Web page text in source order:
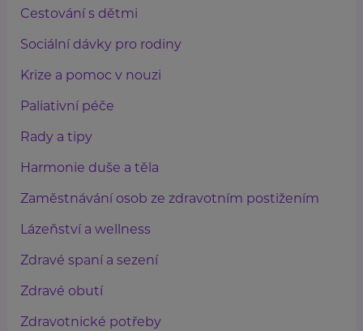
Cestování s dětmi
Sociální dávky pro rodiny
Krize a pomoc v nouzi
Paliativní péče
Rady a tipy
Harmonie duše a těla
Zaměstnávání osob ze zdravotním postižením
Lázeňství a wellness
Zdravé spaní a sezení
Zdravé obutí
Zdravotnické potřeby